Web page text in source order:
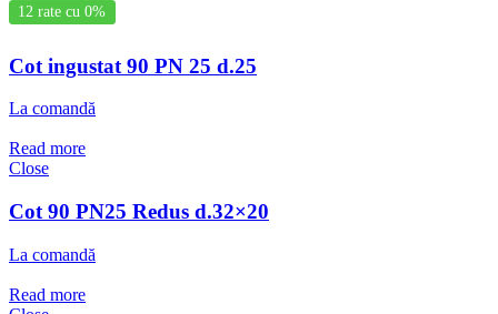
12 rate cu 0%
Cot ingustat 90 PN 25 d.25
La comandă
Read more
Close
Cot 90 PN25 Redus d.32×20
La comandă
Read more